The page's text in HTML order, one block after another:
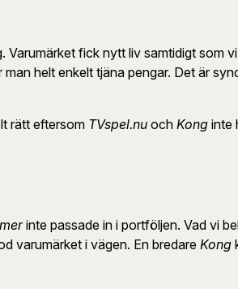
fick nytt liv samtidigt som
helt enkelt tjäna pengar. Det är
rätt eftersom TVspel.nu och Kong inte
inte passade in i portföljen. Vad vi
varumärket i vägen. En bredare Kong